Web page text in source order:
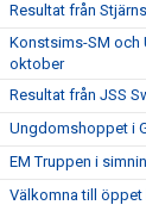
Resultat från
Konstsims-SM och
oktober
Resultat från JSS
Ungdomshoppet i
EM Truppen i
Välkomna till öppet